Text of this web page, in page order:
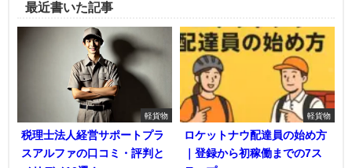
最近書いた記事
軽貨物
税理士法人経営サポートプラ
スアルファの口コミ・評判と
軽貨物
ロケットナウ配達員の始め方
｜登録から初稼働までの7ス